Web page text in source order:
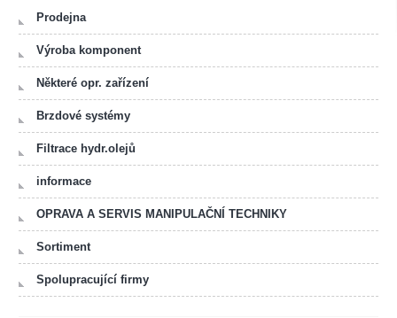
Prodejna
Výroba komponent
Některé opr. zařízení
Brzdové systémy
Filtrace hydr.olejů
informace
OPRAVA A SERVIS MANIPULAČNÍ TECHNIKY
Sortiment
Spolupracující firmy